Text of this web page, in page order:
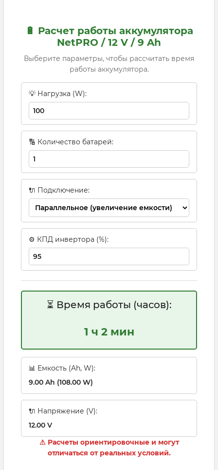
🔋 Расчет работы аккумулятора
NetPRO / 12 V / 9 Ah
Выберите параметры, чтобы рассчитать время
работы аккумулятора.
💡 Нагрузка (W):
🔢 Количество батарей:
🔌 Подключение:
⚙ КПД инвертора (%):
⏳ Время работы (часов):
1 ч 2 мин
📊 Емкость (Ah, W):
9.00 Ah (108.00 W)
🔌 Напряжение (V):
12.00 V
⚠ Расчеты ориентировочные и могут
отличаться от реальных условий.